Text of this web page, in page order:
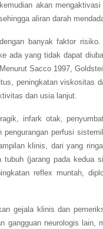
akan
aliran darah
banyak faktor
ada yang tidak dapat
Sacco 1997,
peningkatan viskositas
dan usia lanjut.
infark otak,
perfusi
klinis, dari yang
(jarang pada kedua
reflex muntah,
gejala klinis dan
gangguan neurologis